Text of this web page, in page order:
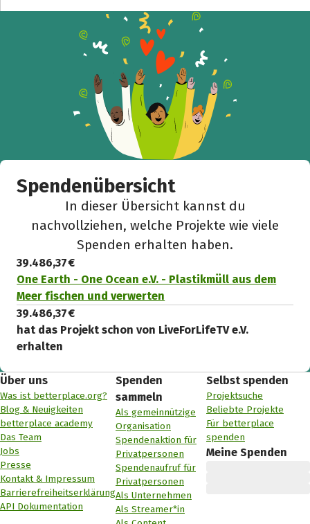
Spendenübersicht
In dieser Übersicht kannst du
nachvollziehen, welche Projekte wie viele
Spenden erhalten haben.
39.486,37 €
One Earth - One Ocean e.V. - Plastikmüll aus dem
Meer fischen und verwerten
39.486,37 €
hat das Projekt schon von LiveForLifeTV e.V.
erhalten
Über uns
Was ist betterplace.org?
Blog & Neuigkeiten
betterplace academy
Das Team
Jobs
Presse
Kontakt & Impressum
Barrierefreiheitserklärung
API Dokumentation
Spenden
sammeln
Als gemeinnützige
Organisation
Spendenaktion für
Privatpersonen
Spendenaufruf für
Privatpersonen
Als Unternehmen
Als Streamer*in
Selbst spenden
Projektsuche
Beliebte Projekte
Für betterplace
spenden
Meine Spenden